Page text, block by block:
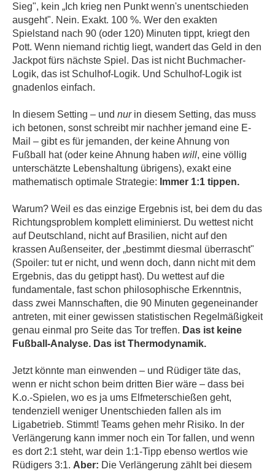
Sieg", kein „Ich krieg nen Punkt wenn's unentschieden
ausgeht". Nein. Exakt. 100 %. Wer den exakten
Spielstand nach 90 (oder 120) Minuten tippt, kriegt den
Pott. Wenn niemand richtig liegt, wandert das Geld in den
Jackpot fürs nächste Spiel. Das ist nicht Buchmacher-
Logik, das ist Schulhof-Logik. Und Schulhof-Logik ist
gnadenlos einfach.
In diesem Setting – und nurin diesem Setting, das muss
ich betonen, sonst schreibt mir nachher jemand eine E-
Mail – gibt es für jemanden, der keine Ahnung von
Fußball hat (oder keine Ahnung haben will, eine völlig
unterschätzte Lebenshaltung übrigens), exakt eine
mathematisch optimale Strategie: Immer 1:1 tippen.
Warum? Weil es das einzige Ergebnis ist, bei dem du das
Richtungsproblem komplett eliminierst. Du wettest nicht
auf Deutschland, nicht auf Brasilien, nicht auf den
krassen Außenseiter, der „bestimmt diesmal überrascht"
(Spoiler: tut er nicht, und wenn doch, dann nicht mit dem
Ergebnis, das du getippt hast). Du wettest auf die
fundamentale, fast schon philosophische Erkenntnis,
dass zwei Mannschaften, die 90 Minuten gegeneinander
antreten, mit einer gewissen statistischen Regelmäßigkeit
genau einmal pro Seite das Tor treffen. Das ist keine
Fußball-Analyse. Das ist Thermodynamik.
Jetzt könnte man einwenden – und Rüdiger täte das,
wenn er nicht schon beim dritten Bier wäre – dass bei
K.o.-Spielen, wo es ja ums Elfmeterschießen geht,
tendenziell weniger Unentschieden fallen als im
Ligabetrieb. Stimmt! Teams gehen mehr Risiko. In der
Verlängerung kann immer noch ein Tor fallen, und wenn
es dort 2:1 steht, war dein 1:1-Tipp ebenso wertlos wie
Rüdigers 3:1. Aber: Die Verlängerung zählt bei diesem